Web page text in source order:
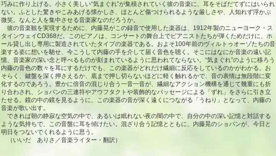
巧みに作り上げる。小さく美しい“気まぐれ”が集積されていく彼の音楽に、耳をそばだてずにはいられ
ない。ふとした驚きやこみあげる懐かしさ、ほとんど傷つけられるような厳しさや、人知れず浮かぶ
微笑。なんと人を集中させる音楽家なのだろうか。
彼の音楽観を実現するために、内藤晃がこの録音で使用した楽器は、1912年製のニューヨーク・ス
タインウェイCD368だ。このピアノは、コンサートの舞台上でピアニストたちが弾くためだけに、ホ
ール貸し出し専用に製造されていたタイプの楽器である。およそ100年前のヴィルトゥオーゾたちの音
楽する姿に想いを馳せ、今こうして内藤の手を介して届く音色を聴く。そこにはなにか音楽の遠い記
憶、音楽家の深い念と呼べるものが刻まれているように思われてならない。“気まぐれ”のように移ろう
内藤の音色の数々を耳にするだけでも、この楽器がどれだけ繊細に反応をしているのかがわかる。お
そらく、鍵盤を深く押さえるか、底まで押し切らないほどに軽く触れるかで、音の表情は無段階に変
化するのであろう。豊かに倍音の混じり合う一音一音が、繊細なアクション機構を通じて幾重にも折
り合わされ、ショパンの三連符やアウフタクトや装飾的なパッセージによる「ずれ」をさらに引き立
たせる。鏡の中の鏡を見るように、この楽器の音が深く遠くにつながる「うねり」となって、内藤の
音楽が歌い出す。
できれば朝の静寂な空気の中で、あるいは眠れない夜の闇の中で、自分の中の深い記憶と対話する
ような気持ちで、この音盤に耳を傾けたい。混ざり合う記憶とともに、内藤晃のショパンが、今日と
明日をつないでくれるように思う。
（いいだ ありさ／音楽ライター・翻訳）